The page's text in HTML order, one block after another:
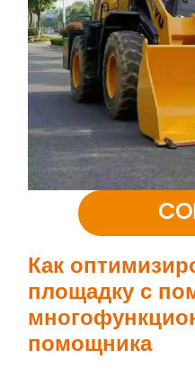
Как
площадку с
помощника